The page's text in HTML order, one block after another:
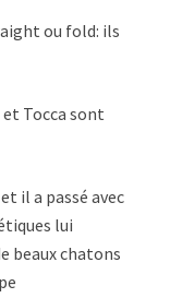
ou fold: ils
Tocca sont
il a passé avec
lui
beaux chatons